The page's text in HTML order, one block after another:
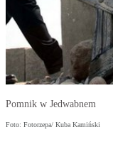
Pomnik w Jedwabnem
Foto: Fotorzepa/ Kuba Kamiński